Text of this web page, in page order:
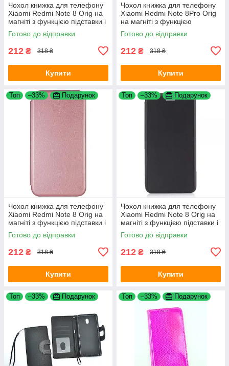
Чохол книжка для телефону
Xiaomi Redmi Note 8 Orig на
магніті з функцією підставки і
кишенею для карт Red 4you
Готово до відправки
212 ₴ 318 ₴
Купити
Чохол книжка для телефону
Xiaomi Redmi Note 8Pro Orig
на магніті з функцією
підставки і кишенею для карт
Black 4you
Готово до відправки
212 ₴ 318 ₴
Купити
Топ –33% Подарунок
Чохол книжка для телефону
Xiaomi Redmi Note 8 Orig на
магніті з функцією підставки і
кишенею для карт Rose Gold
4you
Готово до відправки
212 ₴ 318 ₴
Купити
Топ –33% Подарунок
Чохол книжка для телефону
Xiaomi Redmi Note 8 Orig на
магніті з функцією підставки і
кишенею для карток Black
4you
Готово до відправки
212 ₴ 318 ₴
Купити
Топ –33% Подарунок Топ –33% Подарунок